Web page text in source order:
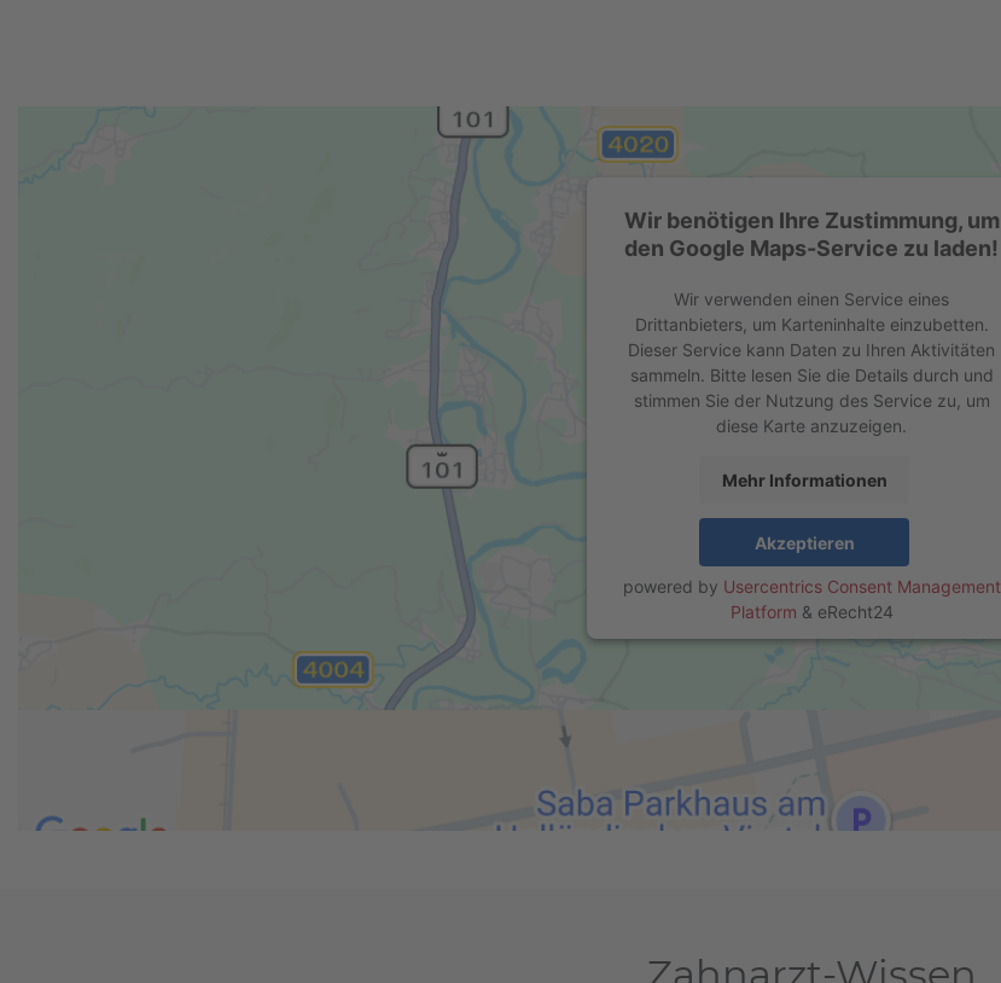
Wir benötigen Ihre Zustimmung, um
den Google Maps-Service zu laden!
Wir verwenden einen Service eines
Drittanbieters, um Karteninhalte einzubetten.
Dieser Service kann Daten zu Ihren Aktivitäten
sammeln. Bitte lesen Sie die Details durch und
stimmen Sie der Nutzung des Service zu, um
diese Karte anzuzeigen.
Mehr Informationen
Akzeptieren
powered by Usercentrics Consent Management
Platform & eRecht24